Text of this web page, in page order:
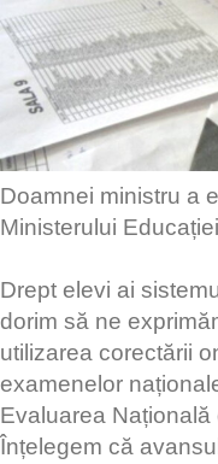
Doamnei ministru a
Ministerului
Drept elevi ai
dorim să ne
utilizarea corectării
examenelor
Evaluarea Națională
Înțelegem că